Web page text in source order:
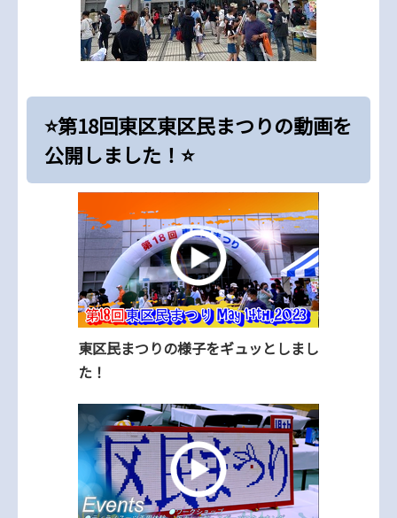
⭐第18回東区東区民まつりの動画を
公開しました！⭐
東区民まつりの様子をギュッとしまし
た！